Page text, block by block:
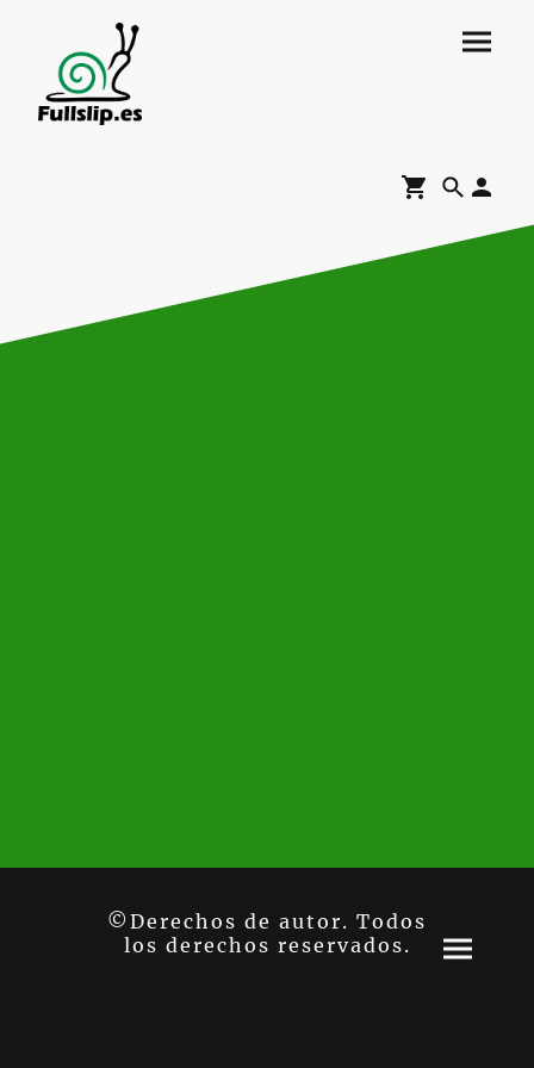
©Derechos de autor. Todos
los derechos reservados.